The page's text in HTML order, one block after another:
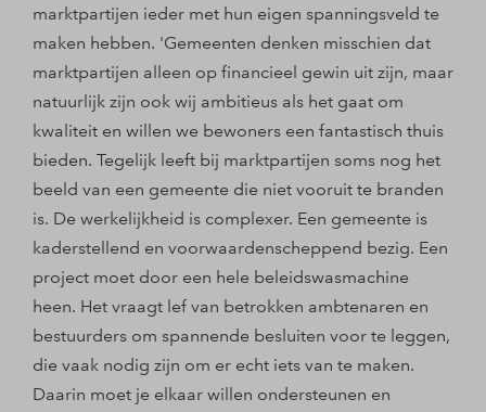
marktpartijen ieder met hun eigen spanningsveld te
maken hebben. 'Gemeenten denken misschien dat
marktpartijen alleen op financieel gewin uit zijn, maar
natuurlijk zijn ook wij ambitieus als het gaat om
kwaliteit en willen we bewoners een fantastisch thuis
bieden. Tegelijk leeft bij marktpartijen soms nog het
beeld van een gemeente die niet vooruit te branden
is. De werkelijkheid is complexer. Een gemeente is
kaderstellend en voorwaardenscheppend bezig. Een
project moet door een hele beleidswasmachine
heen. Het vraagt lef van betrokken ambtenaren en
bestuurders om spannende besluiten voor te leggen,
die vaak nodig zijn om er echt iets van te maken.
Daarin moet je elkaar willen ondersteunen en